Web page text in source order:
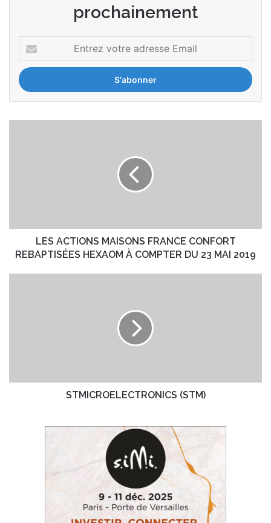
prochainement
votre
adresse
Email
COMPTER
23
LES ACTIONS MAISONS FRANCE CONFORT
REBAPTISÉES HEXAOM À COMPTER DU 23 MAI 2019
STMICROELECTRONICS (STM)